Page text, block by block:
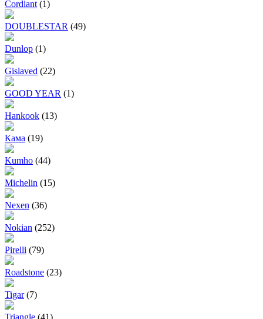
Cordiant (1)
DOUBLESTAR (49)
Dunlop (1)
Gislaved (22)
GOOD YEAR (1)
Hankook (13)
Кама (19)
Kumho (44)
Michelin (15)
Nexen (36)
Nokian (252)
Pirelli (79)
Roadstone (23)
Tigar (7)